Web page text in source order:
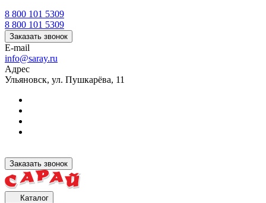
8 800 101 5309
8 800 101 5309
Заказать звонок
E-mail
info@saray.ru
Адрес
Ульяновск, ул. Пушкарёва, 11
Заказать звонок
Каталог